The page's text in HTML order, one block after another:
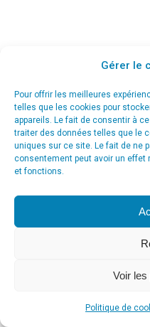
Gérer le
Pour offrir les meilleures
telles que les cookies pour
appareils. Le fait de consentir à
traiter des données telles que le
uniques sur ce site. Le fait de ne
consentement peut avoir un
et fonctions.
Voir les
Politique de
© Agence Communication